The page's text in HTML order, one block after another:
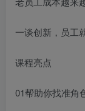
一谈创新，员工
课程亮点
01帮助你找准角